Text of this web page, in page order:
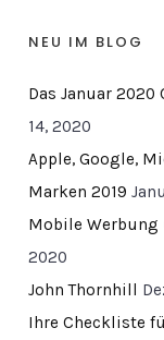
NEU IM BLOG
Das Januar 2020
14, 2020
Apple, Google,
Marken 2019
Mobile Werbung
2020
John Thornhill
Ihre Checkliste